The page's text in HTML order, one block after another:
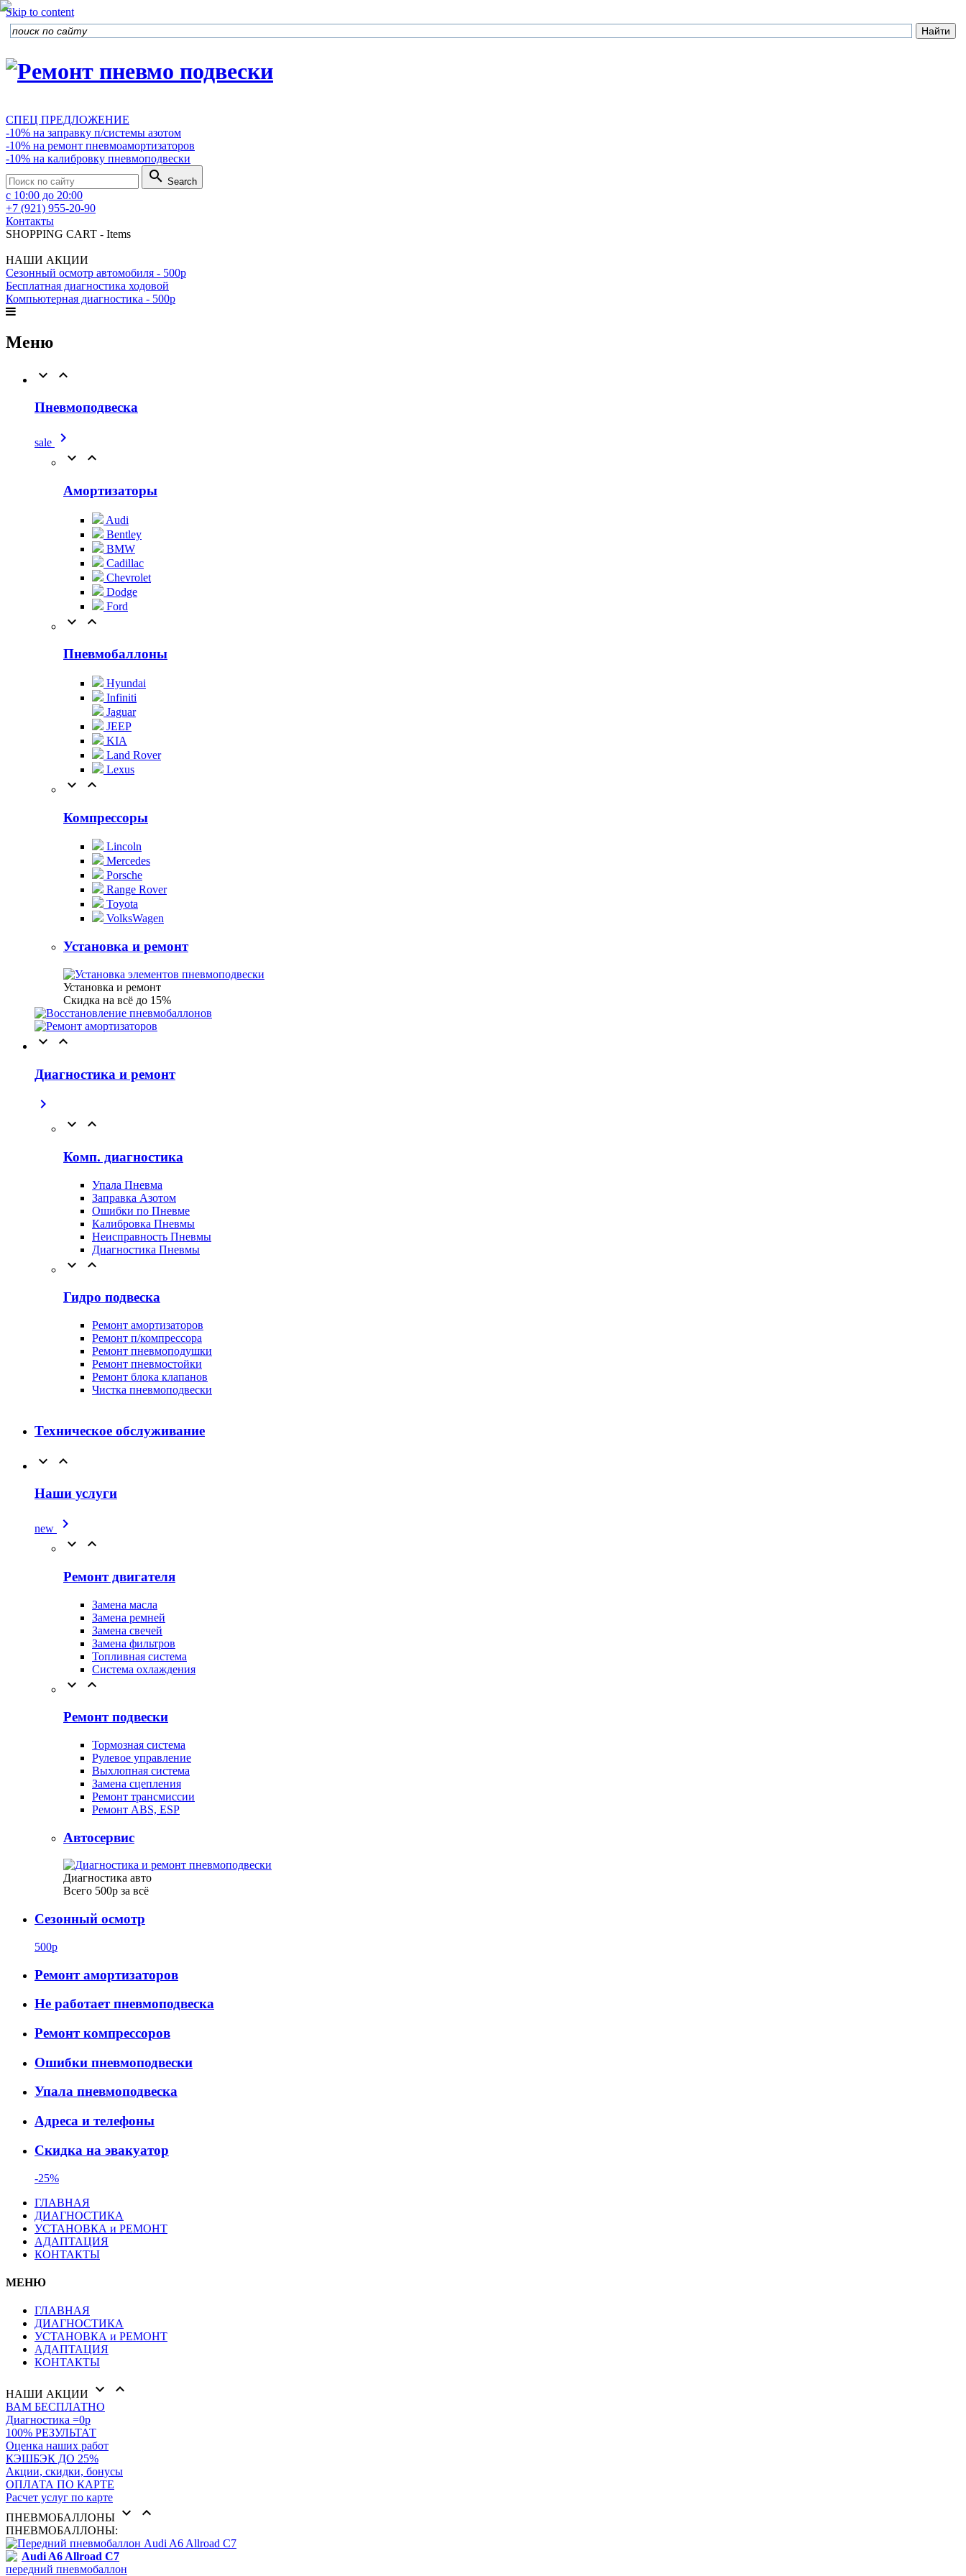
Skip to content
СПЕЦ ПРЕДЛОЖЕНИЕ
-10% на заправку п/системы азотом
-10% на ремонт пневмоамортизаторов
-10% на калибровку пневмоподвески
search Search
с 10:00 до 20:00
+7 (921) 955-20-90
Контакты
SHOPPING CART - Items
НАШИ АКЦИИ
Сезонный осмотр автомобиля - 500р
Бесплатная диагностика ходовой
Компьютерная диагностика - 500р
Меню
 
Пневмоподвеска
sale



Амортизаторы
Audi
Bentley
BMW
Cadillac
Chevrolet
Dodge
Ford
 
Пневмобаллоны
Hyundai
Infiniti
Jaguar
JEEP
KIA
Land Rover
Lexus
 
Компрессоры
Lincoln
Mercedes
Porsche
Range Rover
Toyota
VolksWagen
Установка и ремонт
Установка и ремонт
Скидка на всё до 15%
 
Диагностика и ремонт



Комп. диагностика
Упала Пневма
Заправка Азотом
Ошибки по Пневме
Калибровка Пневмы
Неисправность Пневмы
Диагностика Пневмы
 
Гидро подвеска
Ремонт амортизаторов
Ремонт п/компрессора
Ремонт пневмоподушки
Ремонт пневмостойки
Ремонт блока клапанов
Чистка пневмоподвески
Техническое обслуживание
 
Наши услуги
new



Ремонт двигателя
Замена масла
Замена ремней
Замена свечей
Замена фильтров
Топливная система
Система охлаждения
 
Ремонт подвески
Тормозная система
Рулевое управление
Выхлопная система
Замена сцепления
Ремонт трансмиссии
Ремонт ABS, ESP
Автосервис
Диагностика авто
Всего 500р за всё
Сезонный осмотр
500р
Ремонт амортизаторов
Не работает пневмоподвеска
Ремонт компрессоров
Ошибки пневмоподвески
Упала пневмоподвеска
Адреса и телефоны
Скидка на эвакуатор
-25%
ГЛАВНАЯ
ДИАГНОСТИКА
УСТАНОВКА и РЕМОНТ
АДАПТАЦИЯ
КОНТАКТЫ
МЕНЮ
ГЛАВНАЯ
ДИАГНОСТИКА
УСТАНОВКА и РЕМОНТ
АДАПТАЦИЯ
КОНТАКТЫ
НАШИ АКЦИИ  
ВАМ БЕСПЛАТНО
Диагностика =0р
100% РЕЗУЛЬТАТ
Оценка наших работ
КЭШБЭК ДО 25%
Акции, скидки, бонусы
ОПЛАТА ПО КАРТЕ
Расчет услуг по карте
ПНЕВМОБАЛЛОНЫ  
ПНЕВМОБАЛЛОНЫ:
Audi A6 Allroad C7
передний пневмобаллон